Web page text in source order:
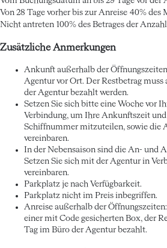
Von 28 Tage vorher bis zur Anreise 40% des
Nicht antreten 100% des Betrages der
Zusätzliche Anmerkungen
Ankunft außerhalb der
Agentur vor Ort. Der Restbetrag muss
der Agentur bezahlt werden.
Setzen Sie sich bitte eine Woche vor
Verbindung, um Ihre Ankunftszeit und
Schiffnummer mitzuteilen, sowie die
vereinbaren.
In der Nebensaison sind die An- und
Setzen Sie sich mit der Agentur in
vereinbaren.
Parkplatz je nach Verfügbarkeit.
Parkplatz nicht im Preis inbegriffen.
Anreise außerhalb der
einer mit Code gesicherten Box, der
Tag im Büro der Agentur bezahlt.